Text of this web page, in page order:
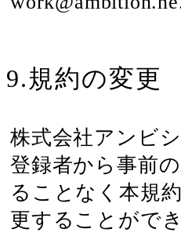
9.規約の変更
株式会社アンビシ
登録者から事前
ることなく本規
更することがで